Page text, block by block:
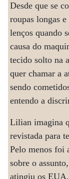
Desde que se
roupas longas
lenços quando
causa do
tecido solto na
quer chamar a
sendo
entendo a
Lilian imagina
revistada para
Pelo menos foi
sobre o
atingiu os